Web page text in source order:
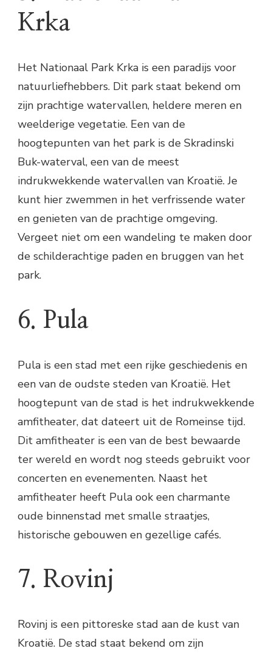
Krka
Het Nationaal Park Krka is een paradijs voor
natuurliefhebbers. Dit park staat bekend om
zijn prachtige watervallen, heldere meren en
weelderige vegetatie. Een van de
hoogtepunten van het park is de Skradinski
Buk-waterval, een van de meest
indrukwekkende watervallen van Kroatië. Je
kunt hier zwemmen in het verfrissende water
en genieten van de prachtige omgeving.
Vergeet niet om een wandeling te maken door
de schilderachtige paden en bruggen van het
park.
6. Pula
Pula is een stad met een rijke geschiedenis en
een van de oudste steden van Kroatië. Het
hoogtepunt van de stad is het indrukwekkende
amfitheater, dat dateert uit de Romeinse tijd.
Dit amfitheater is een van de best bewaarde
ter wereld en wordt nog steeds gebruikt voor
concerten en evenementen. Naast het
amfitheater heeft Pula ook een charmante
oude binnenstad met smalle straatjes,
historische gebouwen en gezellige cafés.
7. Rovinj
Rovinj is een pittoreske stad aan de kust van
Kroatië. De stad staat bekend om zijn